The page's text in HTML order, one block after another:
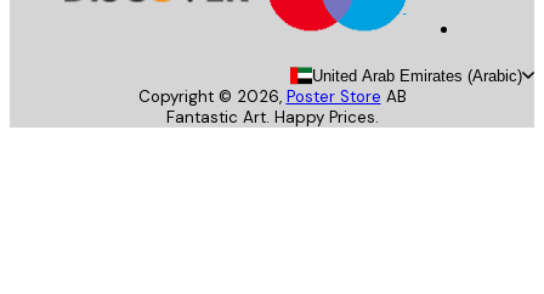
United Arab Emirates
Copyright ©2026, Poster Store
Fantastic Art. Happy Prices.